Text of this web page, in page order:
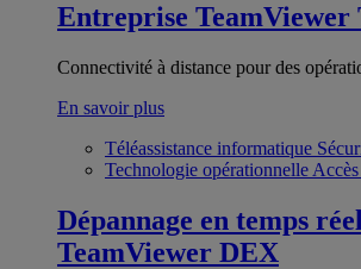
Entreprise TeamViewer
Connectivité à distance pour des
En savoir plus
Téléassistance informatique
Technologie opérationnelle
Dépannage en temps réel
TeamViewer DEX